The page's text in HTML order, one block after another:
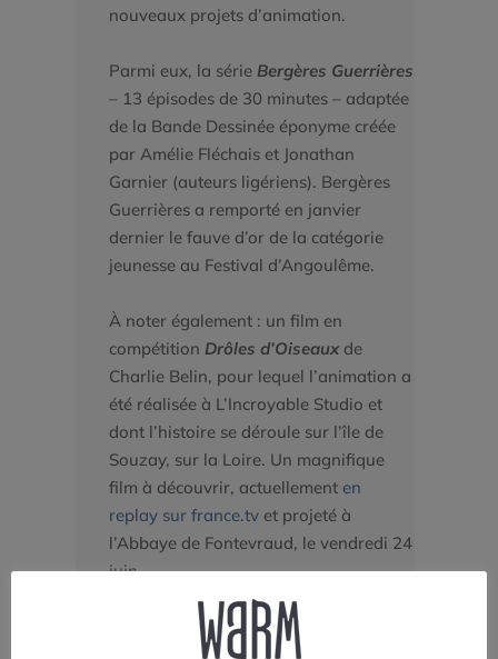
nouveaux projets d’animation.
Parmi eux, la série Bergères Guerrières
– 13 épisodes de 30 minutes – adaptée
de la Bande Dessinée éponyme créée
par Amélie Fléchais et Jonathan
Garnier (auteurs ligériens). Bergères
Guerrières a remporté en janvier
dernier le fauve d’or de la catégorie
jeunesse au Festival d’Angoulême.
À noter également : un film en
compétition Drôles d’Oiseaux de
Charlie Belin, pour lequel l’animation a
été réalisée à L’Incroyable Studio et
dont l’histoire se déroule sur l’île de
Souzay, sur la Loire. Un magnifique
film à découvrir, actuellementen
replay sur france.tv et projeté à
l’Abbaye de Fontevraud, le vendredi 24
juin.
Sans oublier les écoles, les